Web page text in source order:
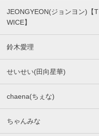
JEONGYEON(ジョンヨン)【T
WICE】
鈴木愛理
せいせい(田向星華)
chaena(ちぇな)
ちゃんみな